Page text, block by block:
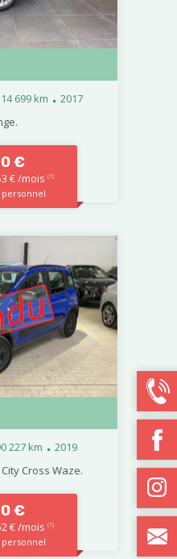
699 km . 2017
€
€ /mois (1)
227 km . 2019
Cross Waze.
€
€ /mois (1)